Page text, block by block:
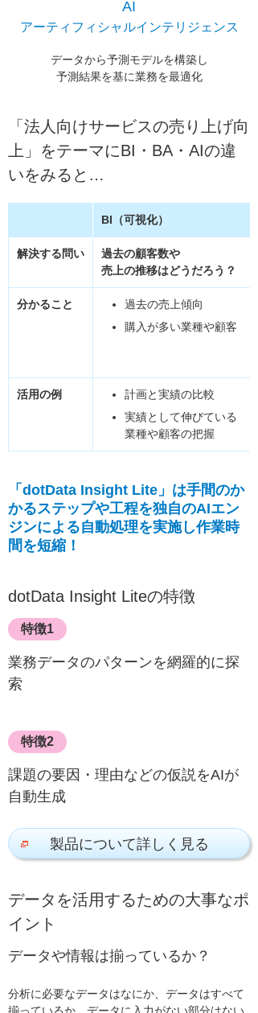
AI
アーティフィシャルインテリジェンス
データから予測モデルを構築し
予測結果を基に業務を最適化
「法人向けサービスの売り上げ向
上」をテーマにBI・BA・AIの違
いをみると…
BI（可視化）
解決する問い
過去の顧客数や
売上の推移はどうだろう？
分かること
過去の売上傾向
購入が多い業種や顧客
活用の例
計画と実績の比較
実績として伸びている
業種や顧客の把握
「dotData Insight Lite」は手間のか
かるステップや工程を独自のAIエン
ジンによる自動処理を実施し作業時
間を短縮！
dotData Insight Liteの特徴
特徴1
業務データのパターンを網羅的に探
索
特徴2
課題の要因・理由などの仮説をAIが
自動生成
製品について詳しく見る
データを活用するための大事なポ
イント
データや情報は揃っているか？
分析に必要なデータはなにか、データはすべて
揃っているか、データに入力がない部分はない